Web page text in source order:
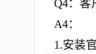
Q4：客
A4：
1.安装